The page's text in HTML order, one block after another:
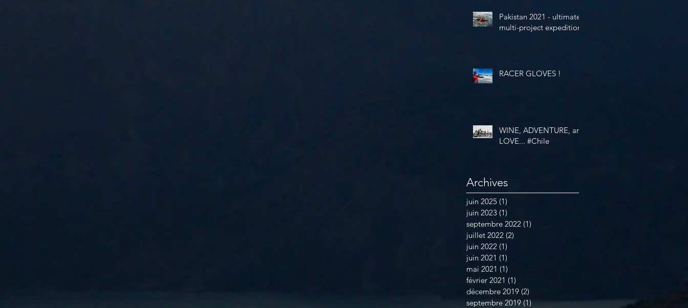
Pakistan 2021 - ultimate
multi-project expedition
RACER GLOVES !
WINE, ADVENTURE, and
LOVE... #Chile
Archives
juin 2025 (1)
juin 2023 (1)
septembre 2022 (1)
juillet 2022 (2)
juin 2022 (1)
juin 2021 (1)
mai 2021 (1)
février 2021 (1)
décembre 2019 (2)
septembre 2019 (1) 1 post